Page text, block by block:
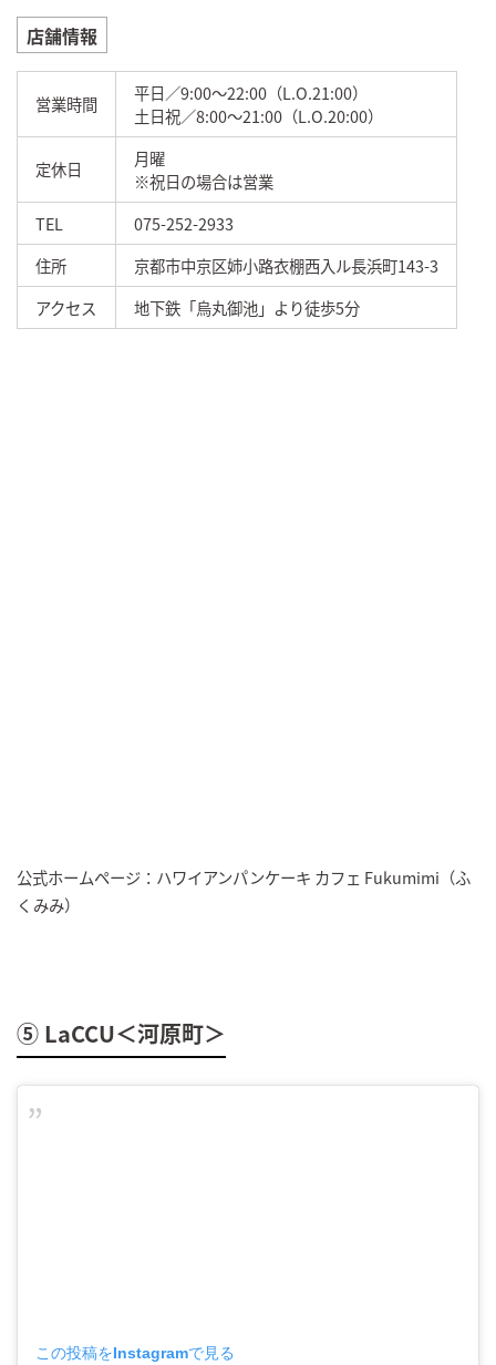
店舗情報
営業時間
平日／9:00～22:00（L.O.21:00）
土日祝／8:00～21:00（L.O.20:00）
定休日
月曜
※祝日の場合は営業
TEL
075-252-2933
住所
京都市中京区姉小路衣棚西入ル長浜町143-3
アクセス
地下鉄「烏丸御池」より徒歩5分
公式ホームページ：ハワイアンパンケーキ カフェ Fukumimi（ふ
くみみ）
⑤ LaCCU＜河原町＞
この投稿をInstagramで見る